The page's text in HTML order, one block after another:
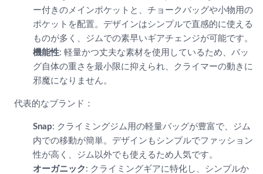
ー付きのメインポケットと、チョークバッグや小物用の
ポケットを配置。デザインはシンプルで直感的に使える
ものが多く、ジムでの素早いギアチェンジが可能です。
機能性: 軽量かつ丈夫な素材を使用しているため、バッ
グ自体の重さを最小限に抑えられ、クライマーの動きに
邪魔になりません。
代表的なブランド：
Snap: クライミングジム用の軽量バッグが豊富で、ジム
内での移動が簡単。デザインもシンプルでファッション
性が高く、ジム以外でも使えるため人気です。
オーガニック : クライミングギアに特化し、シンプルか